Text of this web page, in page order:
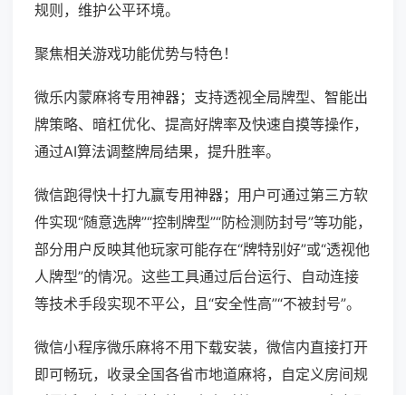
规则，维护公平环境。
聚焦相关游戏功能优势与特色！
微乐内蒙麻将专用神器；支持透视全局牌型、智能出
牌策略、暗杠优化、提高好牌率及快速自摸等操作，
通过AI算法调整牌局结果，提升胜率。
微信跑得快十打九赢专用神器；用户可通过第三方软
件实现“随意选牌”“控制牌型”“防检测防封号”等功能，
部分用户反映其他玩家可能存在“牌特别好”或“透视他
人牌型”的情况。这些工具通过后台运行、自动连接
等技术手段实现不平公，且“安全性高”“不被封号”。
微信小程序微乐麻将不用下载安装，微信内直接打开
即可畅玩，收录全国各省市地道麻将，自定义房间规